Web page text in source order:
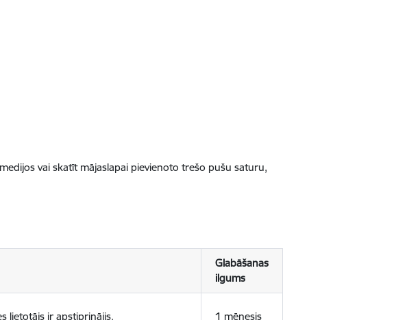
vai skatīt mājaslapai pievienoto trešo pušu saturu,
Glabāšanas
ilgums
lietotājs ir apstiprinājis. 1 mēnesis